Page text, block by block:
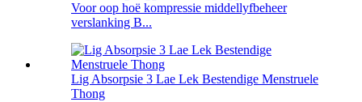
Voor oop hoë kompressie middellyfbeheer
verslanking B...
Lig Absorpsie 3 Lae Lek Bestendige Menstruele
Thong